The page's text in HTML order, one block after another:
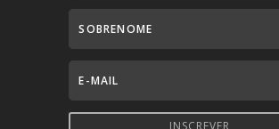
INSCREVER